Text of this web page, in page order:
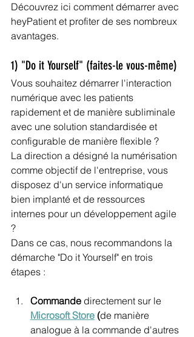
Découvrez ici comment démarrer avec
heyPatient et profiter de ses nombreux
avantages.
1) "Do it Yourself" (faites-le vous-même)
Vous souhaitez démarrer l'interaction
numérique avec les patients
rapidement et de manière subliminale
avec une solution standardisée et
configurable de manière flexible ?
La direction a désigné la numérisation
comme objectif de l'entreprise, vous
disposez d'un service informatique
bien implanté et de ressources
internes pour un développement agile
?
Dans ce cas, nous recommandons la
démarche "Do it Yourself" en trois
étapes :
Commande directement sur le
Microsoft Store (de manière
analogue à la commande d'autres